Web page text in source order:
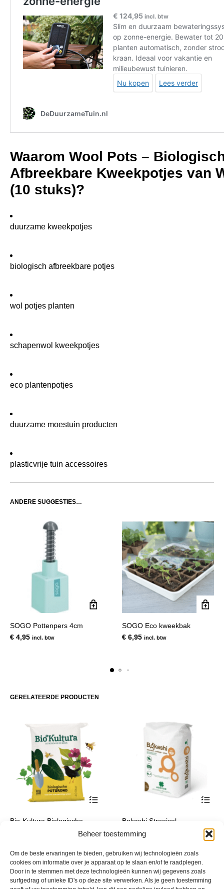
Beheer toestemming
Om de beste ervaringen te bieden, gebruiken wij technologieën zoals
cookies om informatie over je apparaat op te slaan en/of te raadplegen.
Door in te stemmen met deze technologieën kunnen wij gegevens zoals
surfgedrag of unieke ID's op deze site verwerken. Als je geen toestemming
Waarom Wool Pots –
Afbreekbare Kweekpotjes van
(10 stuks)?
duurzame kweekpotjes
biologisch afbreekbare potjes
wol potjes planten
schapenwol kweekpotjes
eco plantenpotjes
duurzame moestuin producten
plasticvrije tuin accessoires
ANDERE SUGGESTIES…
SOGO Pottenpers 4cm
€ 4,95 incl. btw
SOGO Eco kweekbak
€ 6,95 incl. btw
GERELATEERDE PRODUCTEN
heeft
variaties.
Deze
optie
Bio-Kultura Biologische
€ 10,25
tot
€ 714,00
heeft
Deze
optie
Bokashi Strooisel
€22,95
Prijsklasse:
tot
€ 29,00